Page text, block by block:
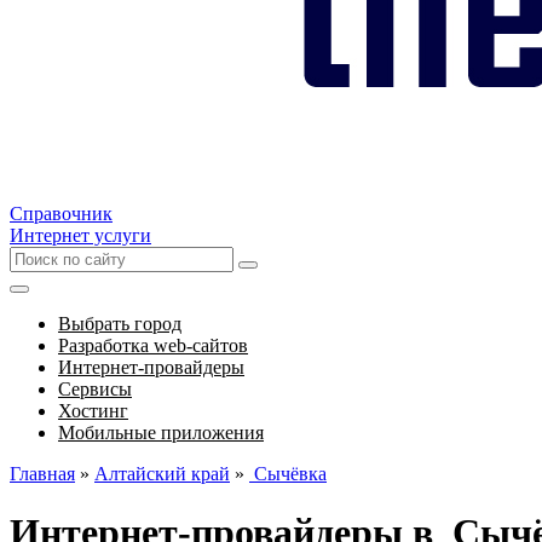
Справочник
Интернет услуги
Выбрать город
Разработка web-сайтов
Интернет-провайдеры
Сервисы
Хостинг
Мобильные приложения
Главная » Алтайский край » Сычёвка
Интернет-провайдеры в